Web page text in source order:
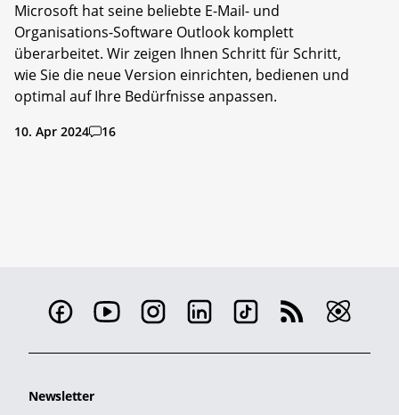
Microsoft hat seine beliebte E-Mail- und
Organisations-Software Outlook komplett
überarbeitet. Wir zeigen Ihnen Schritt für Schritt,
wie Sie die neue Version einrichten, bedienen und
optimal auf Ihre Bedürfnisse anpassen.
10. Apr 2024 16
Newsletter